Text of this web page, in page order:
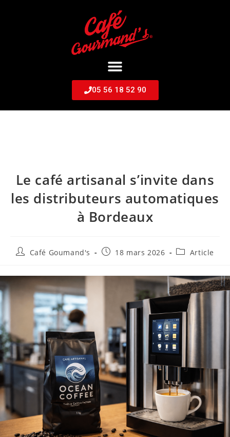
05 56 18 52 90
Le café artisanal s’invite dans
les distributeurs automatiques
à Bordeaux
Café Goumand's 18 mars 2026 Article